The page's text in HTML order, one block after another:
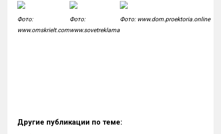
Фото:
www.omskrielt.com
Фото:
www.sovetreklama
Фото: www.dom.proektoria.online
Другие публикации по теме: